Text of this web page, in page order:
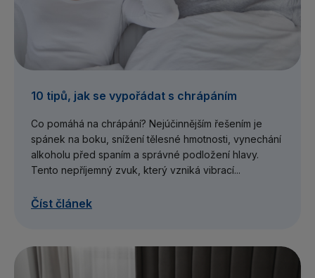
10 tipů, jak se vypořádat s chrápáním
Co pomáhá na chrápání? Nejúčinnějším řešením je
spánek na boku, snížení tělesné hmotnosti, vynechání
alkoholu před spaním a správné podložení hlavy.
Tento nepříjemný zvuk, který vzniká vibrací...
Číst článek